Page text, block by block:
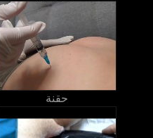
حقنة